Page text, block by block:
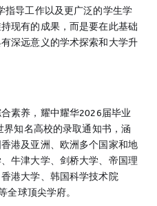
指导工作以及更广泛的学生学
现有的成果，而是要在此基础
深远意义的学术探索和大学升
素养，耀中耀华2026届毕业
知名高校的录取通知书，涵
港及亚洲、欧洲多个国家和地
牛津大学、剑桥大学、帝国理
港大学、韩国科学技术院
全球顶尖学府。